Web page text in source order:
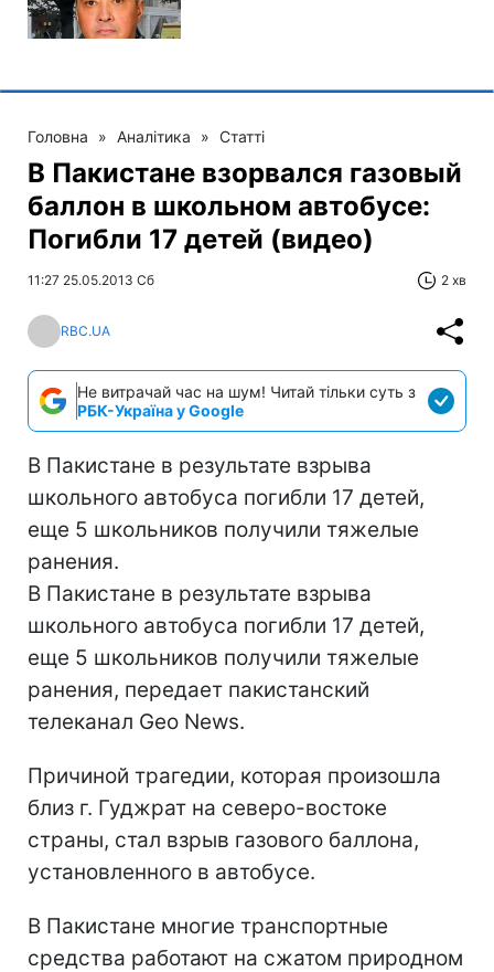
Головна » Аналітика » Статті
В Пакистане взорвался газовый
баллон в школьном автобусе:
Погибли 17 детей (видео)
11:27 25.05.2013 Сб 2 хв
RBC.UA
Не витрачай час на шум! Читай тільки суть з
РБК-Україна у Google
В Пакистане в результате взрыва
школьного автобуса погибли 17 детей,
еще 5 школьников получили тяжелые
ранения.
В Пакистане в результате взрыва
школьного автобуса погибли 17 детей,
еще 5 школьников получили тяжелые
ранения, передает пакистанский
телеканал Geo News.
Причиной трагедии, которая произошла
близ г. Гуджрат на северо-востоке
страны, стал взрыв газового баллона,
установленного в автобусе.
В Пакистане многие транспортные
средства работают на сжатом природном